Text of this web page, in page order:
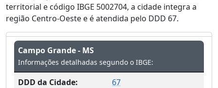
territorial e código IBGE 5002704, a cidade integra a
região Centro-Oeste e é atendida pelo DDD 67.
Campo Grande - MS
Informações detalhadas segundo o IBGE:
DDD da Cidade:
67